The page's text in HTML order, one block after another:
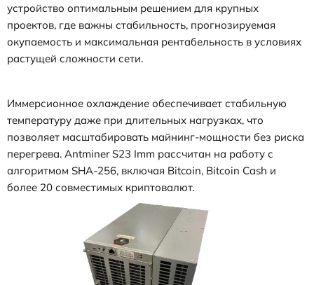
устройство оптимальным решением для крупных
проектов, где важны стабильность, прогнозируемая
окупаемость и максимальная рентабельность в условиях
растущей сложности сети.
Иммерсионное охлаждение обеспечивает стабильную
температуру даже при длительных нагрузках, что
позволяет масштабировать майнинг-мощности без риска
перегрева. Antminer S23 Imm рассчитан на работу с
алгоритмом SHA-256, включая Bitcoin, Bitcoin Cash и
более 20 совместимых криптовалют.